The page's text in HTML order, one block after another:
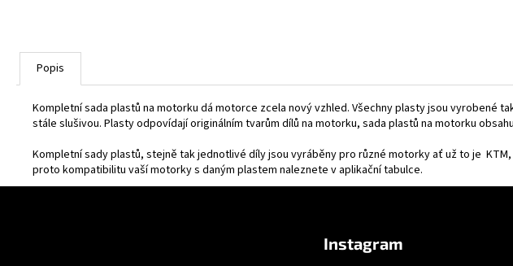
Popis
Kompletní sada plastů na motorku dá motorce zcela nový vzhled. Všechny plasty jsou vyrobené
stále slušivou. Plasty odpovídají originálním tvarům dílů na motorku, sada plastů na motorku
Kompletní sady plastů, stejně tak jednotlivé díly jsou vyráběny pro různé motorky ať už to je KTM,
proto kompatibilitu vaší motorky s daným plastem naleznete v aplikační tabulce.
Instagram